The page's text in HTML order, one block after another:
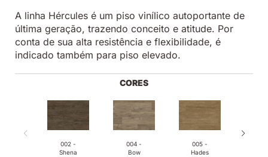
A linha Hércules é um piso vinílico autoportante de
última geração, trazendo conceito e atitude. Por
conta de sua alta resistência e flexibilidade, é
indicado também para piso elevado.
CORES
002 -
Shena
004 -
Bow
005 -
Hades